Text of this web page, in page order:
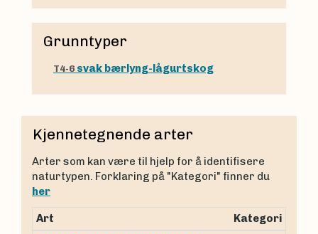
Grunntyper
T4-6 svak bærlyng-lågurtskog
Kjennetegnende arter
Arter som kan være til hjelp for å identifisere
naturtypen. Forklaring på "Kategori" finner du
her
Art
Kategori